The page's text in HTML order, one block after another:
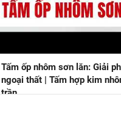
Tấm ốp nhôm sơn lăn: Giải
ngoại thất | Tấm hợp kim
trần